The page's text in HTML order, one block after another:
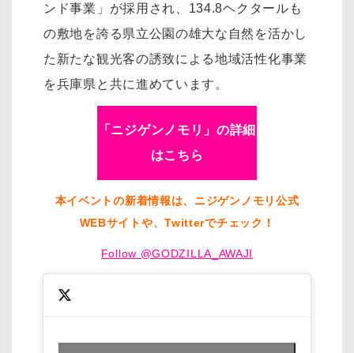
ンド事業」が採用され、134.8ヘクタールも
の敷地を誇る県立公園の雄大な自然を活かし
た新たな観光客の誘致による地域活性化事業
を兵庫県と共に進めています。
「ニジゲンノモリ」の詳細
はこちら
本イベントの新着情報は、ニジゲンノモリ公式
WEBサイトや、Twitterでチェック！
Follow @GODZILLA_AWAJI